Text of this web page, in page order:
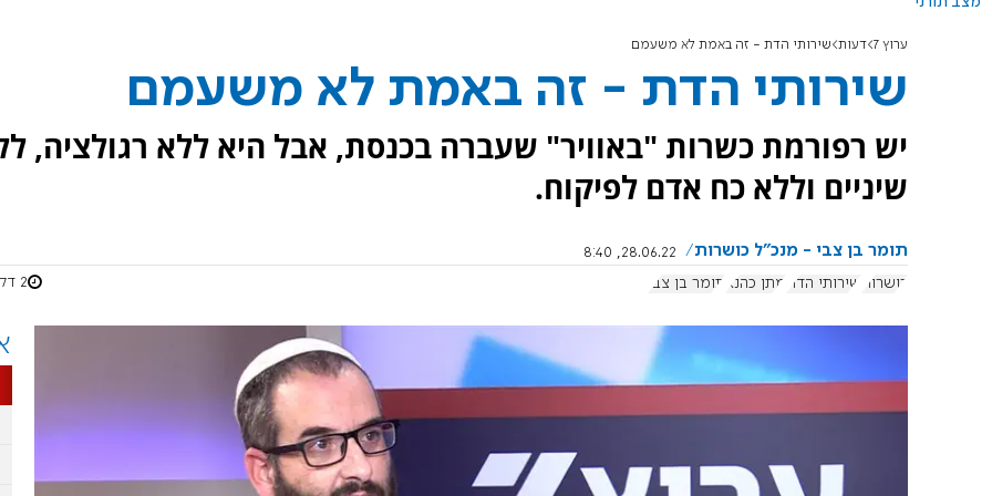
ערוץ 7 דעות שירותי הדת - זה באמת לא משעמם
שירותי הדת - זה באמת לא משעמם
יש רפורמת כשרות "באוויר" שעברה בכנסת, אבל היא ללא רגולציה,
שיניים וללא כח אדם לפיקוח.
תומר בן צבי - מנכ"ל כושרות
28.06.22, 8:40
כושרות
שירותי הדת מתן כהנא תומר בן צבי 2 דקות